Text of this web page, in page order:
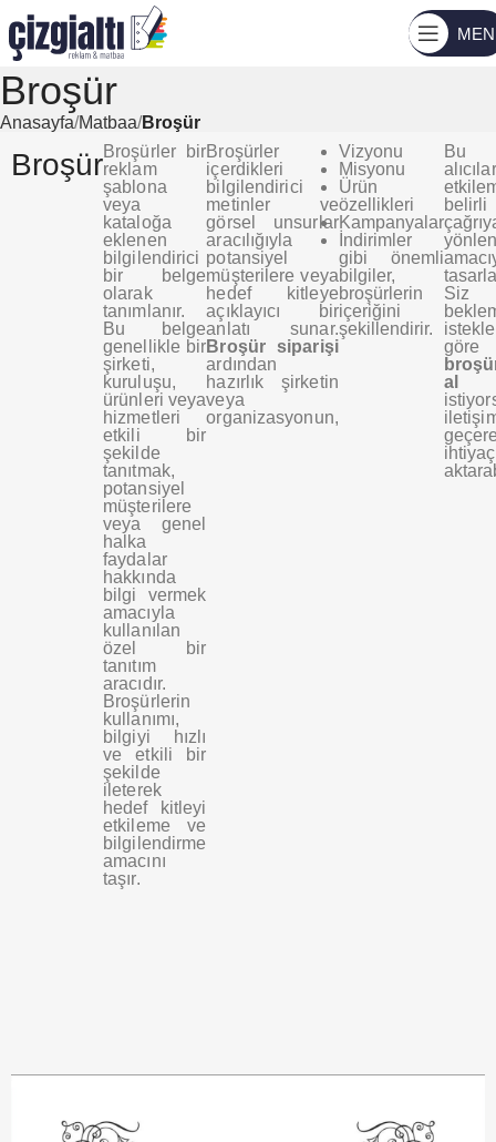
Broşür
Anasayfa Matbaa Broşür
BroşürBroşürler bir
reklam
şablona
veya
kataloğa
eklenen
bilgilendirici
bir belge
olarak
tanımlanır.
Bu belge
genellikle bir
şirketi,
kuruluşu,
ürünleri veya
hizmetleri
etkili bir
şekilde
tanıtmak,
potansiyel
müşterilere
veya genel
halka
faydalar
hakkında
bilgi vermek
amacıyla
kullanılan
özel bir
tanıtım
aracıdır.
Broşürlerin
kullanımı,
bilgiyi hızlı
ve etkili bir
şekilde
ileterek
hedef kitleyi
etkileme ve
bilgilendirme
amacını
taşır.
Broşürler
içerdikleri
bilgilendirici
metinler ve
görsel unsurlar
aracılığıyla
potansiyel
müşterilere veya
hedef kitleye
açıklayıcı bir
anlatı sunar.
Broşür siparişi
ardından
hazırlık şirketin
veya
organizasyonun,
Vizyonu
Misyonu
Ürün
özellikleri
Kampanyalar
İndirimler
gibi önemli
bilgiler,
broşürlerin
içeriğini
şekillendirir.
Bu